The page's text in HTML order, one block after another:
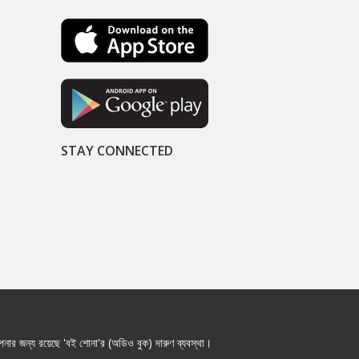
STAY CONNECTED
জন্য রয়েছে 'বই শোনা'র (অডিও বুক) দারুণ ব্যবস্থা।